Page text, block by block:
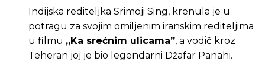
Indijska rediteljka Srimoji Sing, krenula je u
potragu za svojim omiljenim iranskim rediteljima
u filmu „Ka srećnim ulicama”, a vodič kroz
Teheran joj je bio legendarni Džafar Panahi.